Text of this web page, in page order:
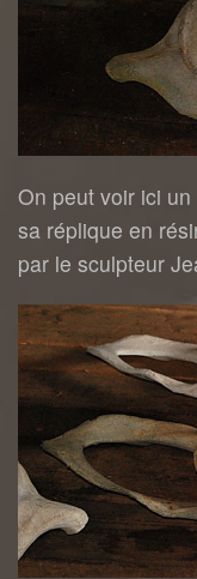
On peut voir ici
sa réplique en
par le sculpteur